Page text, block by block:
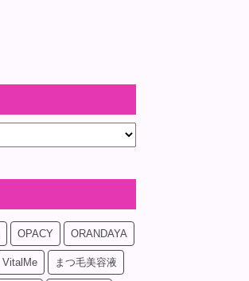
OPACY ORANDAYA
VitalMe まつ毛美容液